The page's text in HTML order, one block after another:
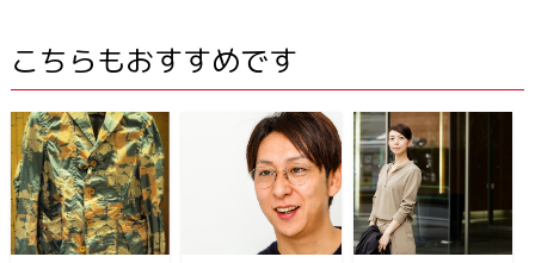
こちらもおすすめです